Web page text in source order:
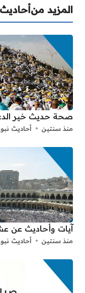
المزيد من
صحة حديث خير
منذ سنتين أحاديث
آيات وأحاديث عن
منذ سنتين أحاديث